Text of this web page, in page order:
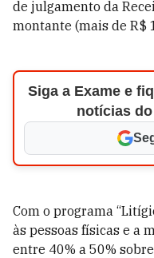
de julgamento da
montante (mais de R$
Siga a Exame e
notícias
Com o programa
às pessoas físicas e a
entre 40% a 50%